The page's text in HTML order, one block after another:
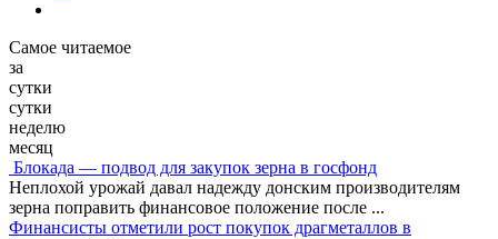
Самое читаемое
за
сутки
сутки
неделю
месяц
Блокада — подвод для закупок зерна в госфонд
Неплохой урожай давал надежду донским производителям
зерна поправить финансовое положение после ...
Финансисты отметили рост покупок драгметаллов в